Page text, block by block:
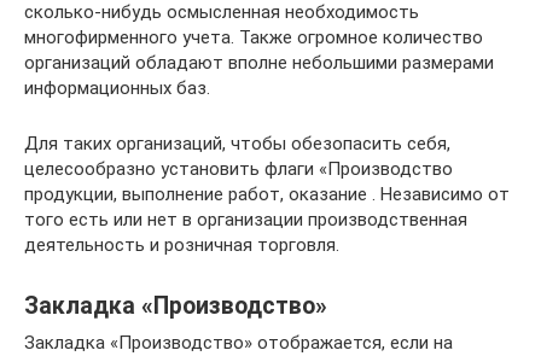
сколько-нибудь осмысленная необходимость
многофирменного учета. Также огромное количество
организаций обладают вполне небольшими размерами
информационных баз.
Для таких организаций, чтобы обезопасить себя,
целесообразно установить флаги «Производство
продукции, выполнение работ, оказание . Независимо от
того есть или нет в организации производственная
деятельность и розничная торговля.
Закладка «Производство»
Закладка «Производство» отображается, если на